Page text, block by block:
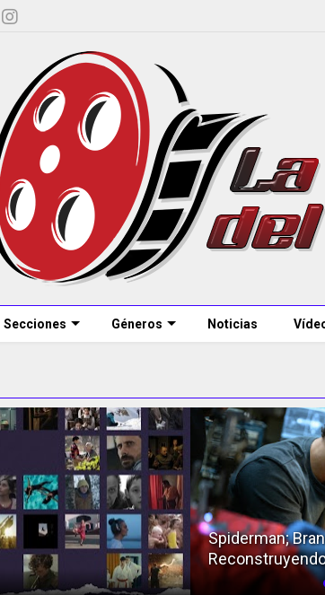
Secciones Géneros Noticias
New Day;
una nueva realidad
Alas de
edición Bluray